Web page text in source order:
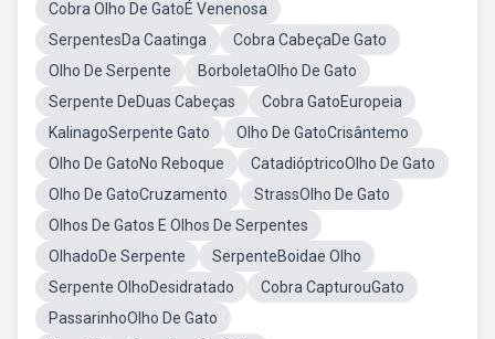
Cobra Olho De GatoÉ Venenosa
SerpentesDa Caatinga
Cobra CabeçaDe Gato
Olho De Serpente
BorboletaOlho De Gato
Serpente DeDuas Cabeças
Cobra GatoEuropeia
KalinagoSerpente Gato
Olho De GatoCrisântemo
Olho De GatoNo Reboque
CatadióptricoOlho De Gato
Olho De GatoCruzamento
StrassOlho De Gato
Olhos De Gatos E Olhos De Serpentes
OlhadoDe Serpente
SerpenteBoidae Olho
Serpente OlhoDesidratado
Cobra CapturouGato
PassarinhoOlho De Gato